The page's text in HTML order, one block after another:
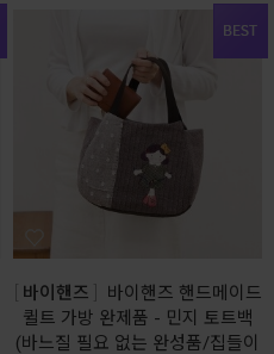
바이핸즈
바이핸즈 핸드메이드
퀼트 가방 완제품 - 민지 토트백
(바느질 필요 없는 완성품/집들이